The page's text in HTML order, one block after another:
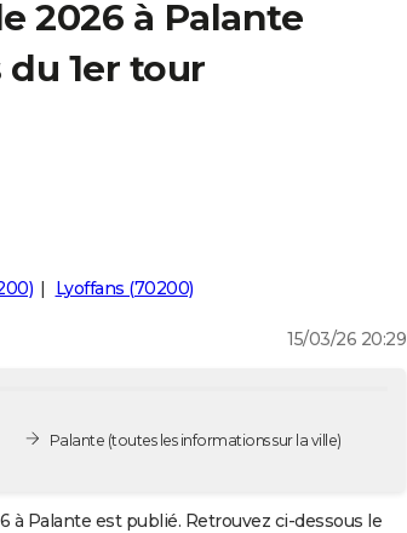
2026 à Palante
du 1er tour
Lyoffans (70200)
15/03/26 20:29
Palante (toutes les informations sur la ville)
à Palante est publié. Retrouvez ci-dessous le